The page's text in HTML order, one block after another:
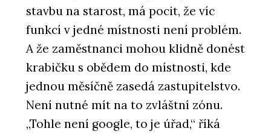
stavbu na starost, má pocit, že víc
funkcí v jedné místnosti není problém.
A že zaměstnanci mohou klidně donést
krabičku s obědem do místnosti, kde
jednou měsíčně zasedá zastupitelstvo.
Není nutné mít na to zvláštní zónu.
„Tohle není google, to je úřad,“ říká